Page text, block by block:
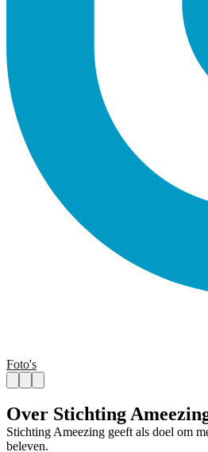
Foto's
Over Stichting
Stichting Ameezing geeft als doel om
beleven.